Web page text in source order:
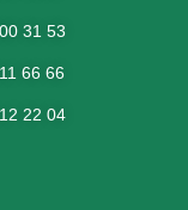
31 53
66 66
22 04